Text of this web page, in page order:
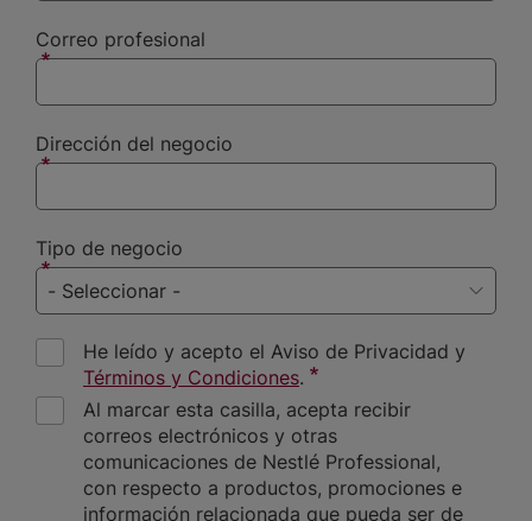
Correo profesional
Dirección del negocio
Tipo de negocio
He leído y acepto el Aviso de Privacidad y
Términos y Condiciones.
Al marcar esta casilla, acepta recibir
correos electrónicos y otras
comunicaciones de Nestlé Professional,
con respecto a productos, promociones e
información relacionada que pueda ser de